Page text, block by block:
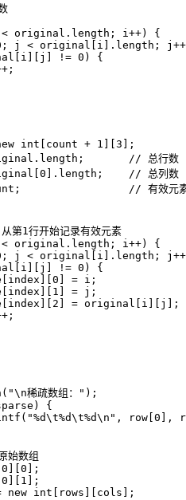
original.length; i++) {
; j < original[i].length;
!= 0 ) {
int [count + 1 3 ];
// 总行数
0 ].length; // 总列数
count; // 有效元
第1行开始记录有效元素
original.length; i++) {
; j < original[i].length;
!= 0 ) {
0 ] = i;
1 ] = j;
2 ] = original[i][j];
"\n稀疏数组：" );
{
"%d\t%d\t%d\n" , row[ 0 ],
始数组
0 0 ];
0 1 ];
new int [rows][cols];